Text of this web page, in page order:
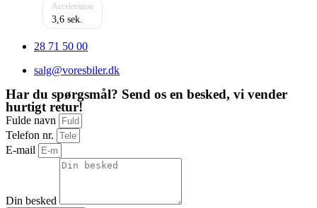
3,6
28 71 50 00
salg@voresbiler.dk
Har du spørgsmål? Send os en besked, vi vender
hurtigt retur!
Fulde navn
Telefon nr.
E-mail
Din besked